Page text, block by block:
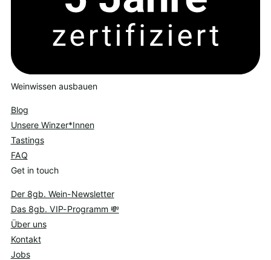
Weinwissen ausbauen
Blog
Unsere Winzer*Innen
Tastings
FAQ
Get in touch
Der 8gb. Wein-Newsletter
Das 8gb. VIP-Programm 💸
Über uns
Kontakt
Jobs